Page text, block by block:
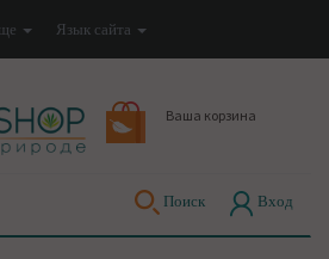
Язык сайта
Ваша корзина
Поиск Вход